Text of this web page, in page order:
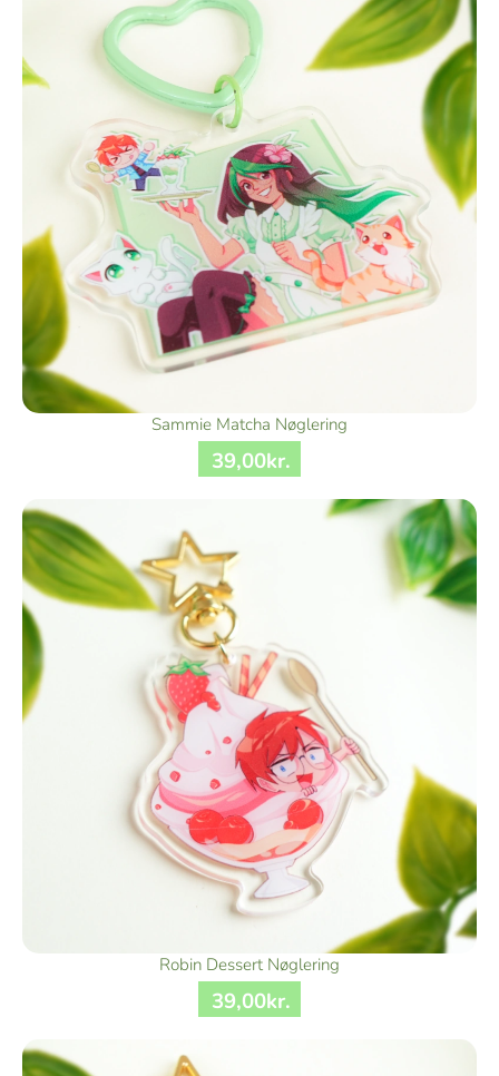
Sammie Matcha Nøglering
39,00kr.
Robin Dessert Nøglering
39,00kr.